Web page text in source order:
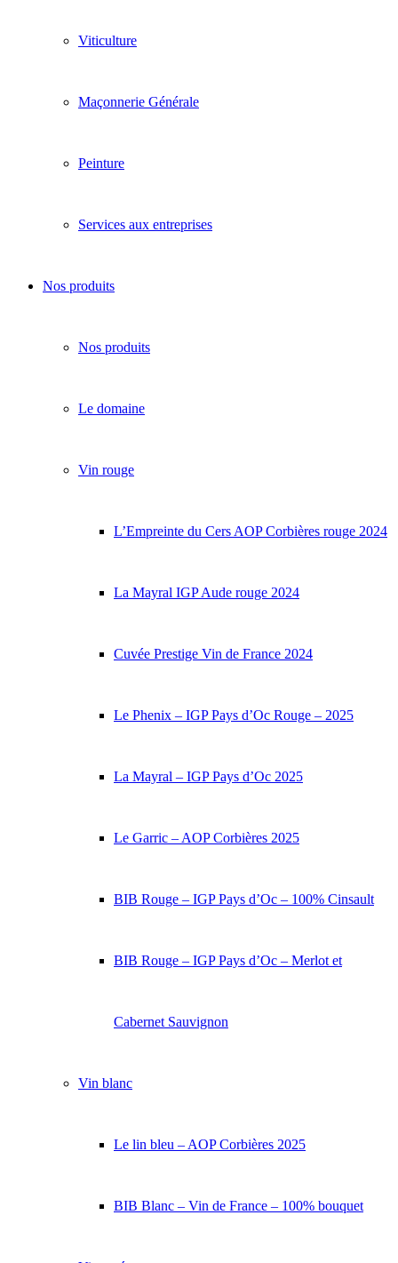
Viticulture
Maçonnerie Générale
Peinture
Services aux entreprises
Nos produits
Nos produits
Le domaine
Vin rouge
L’Empreinte du Cers AOP Corbières rouge 2024
La Mayral IGP Aude rouge 2024
Cuvée Prestige Vin de France 2024
Le Phenix – IGP Pays d’Oc Rouge – 2025
La Mayral – IGP Pays d’Oc 2025
Le Garric – AOP Corbières 2025
BIB Rouge – IGP Pays d’Oc – 100% Cinsault
BIB Rouge – IGP Pays d’Oc – Merlot et
Cabernet Sauvignon
Vin blanc
Le lin bleu – AOP Corbières 2025
BIB Blanc – Vin de France – 100% bouquet